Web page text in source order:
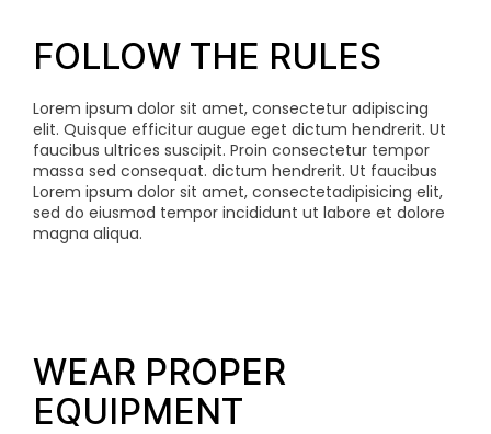
FOLLOW THE RULES
Lorem ipsum dolor sit amet, consectetur adipiscing
elit. Quisque efficitur augue eget dictum hendrerit. Ut
faucibus ultrices suscipit. Proin consectetur tempor
massa sed consequat. dictum hendrerit. Ut faucibus
Lorem ipsum dolor sit amet, consectetadipisicing elit,
sed do eiusmod tempor incididunt ut labore et dolore
magna aliqua.
WEAR PROPER
EQUIPMENT